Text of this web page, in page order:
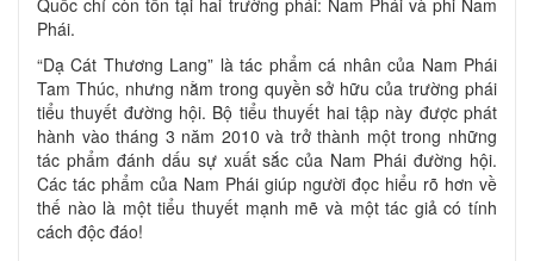
Quốc chỉ còn tồn tại hai trường phái: Nam Phái và phi Nam
Phái.
“Dạ Cát Thương Lang” là tác phẩm cá nhân của Nam Phái
Tam Thúc, nhưng nằm trong quyền sở hữu của trường phái
tiểu thuyết đường hội. Bộ tiểu thuyết hai tập này được phát
hành vào tháng 3 năm 2010 và trở thành một trong những
tác phẩm đánh dấu sự xuất sắc của Nam Phái đường hội.
Các tác phẩm của Nam Phái giúp người đọc hiểu rõ hơn về
thế nào là một tiểu thuyết mạnh mẽ và một tác giả có tính
cách độc đáo!